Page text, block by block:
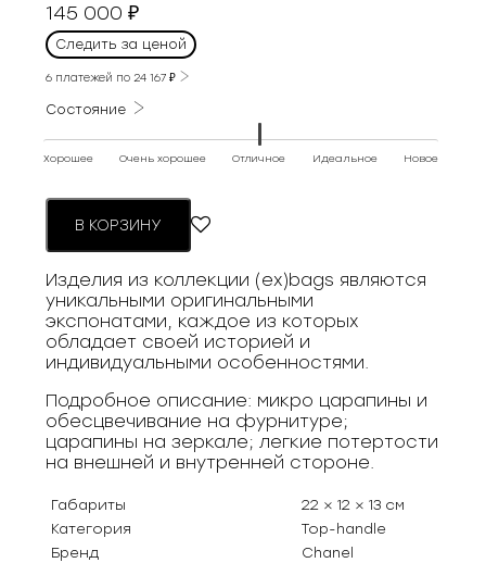
145 000₽
Следить за ценой
6 платежей по24 167₽
Состояние
Хорошее Очень хорошее Отличное Идеальное Новое
В КОРЗИНУ
Изделия из коллекции (ex)bags являются
уникальными оригинальными
экспонатами, каждое из которых
обладает своей историей и
индивидуальными особенностями.
Подробное описание: микро царапины и
обесцвечивание на фурнитуре;
царапины на зеркале; легкие потертости
на внешней и внутренней стороне.
Габариты
22 × 12 × 13 см
Категория
Top-handle
Бренд
Chanel